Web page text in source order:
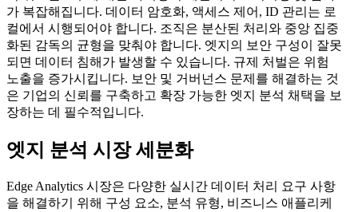
가 복잡해집니다. 데이터 암호화, 액세스 제어, ID 관리는 로
컬에서 시행되어야 합니다. 조직은 분산된 처리와 중앙 집중
화된 감독의 균형을 맞춰야 합니다. 엣지의 보안 구성이 잘못
되면 데이터 침해가 발생할 수 있습니다. 규제 처벌은 위험
노출을 증가시킵니다. 보안 및 거버넌스 문제를 해결하는 것
은 기업의 신뢰를 구축하고 확장 가능한 엣지 분석 채택을 보
장하는 데 필수적입니다.
엣지 분석 시장 세분화
Edge Analytics 시장은 다양한 실시간 데이터 처리 요구 사항
을 해결하기 위해 구성 요소, 분석 유형, 비즈니스 애플리케